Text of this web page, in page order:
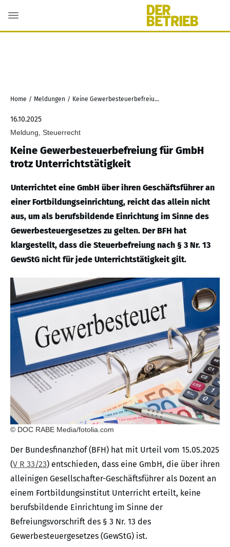
Home / Meldungen / Keine Gewerbesteuerbefreiung für GmbH trotz Unterrichtstätigkeit
16.10.2025
Meldung, Steuerrecht
Keine Gewerbesteuerbefreiung für GmbH
trotz Unterrichtstätigkeit
Unterrichtet eine GmbH über ihren Geschäftsführer an
einer Fortbildungseinrichtung, reicht das allein nicht
aus, um als berufsbildende Einrichtung im Sinne des
Gewerbesteuergesetzes zu gelten. Der BFH hat
klargestellt, dass die Steuerbefreiung nach § 3 Nr. 13
GewStG nicht für jede Unterrichtstätigkeit gilt.
© DOC RABE Media/fotolia.com
Der Bundesfinanzhof (BFH) hat mit Urteil vom 15.05.2025
(V R 33/23) entschieden, dass eine GmbH, die über ihren
alleinigen Gesellschafter-Geschäftsführer als Dozent an
einem Fortbildungsinstitut Unterricht erteilt, keine
berufsbildende Einrichtung im Sinne der
Befreiungsvorschrift des § 3 Nr. 13 des
Gewerbesteuergesetzes (GewStG) ist.